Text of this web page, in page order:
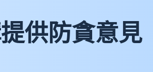
供防貪意見